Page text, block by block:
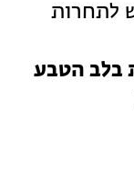
לתחרות
בלב הטבע